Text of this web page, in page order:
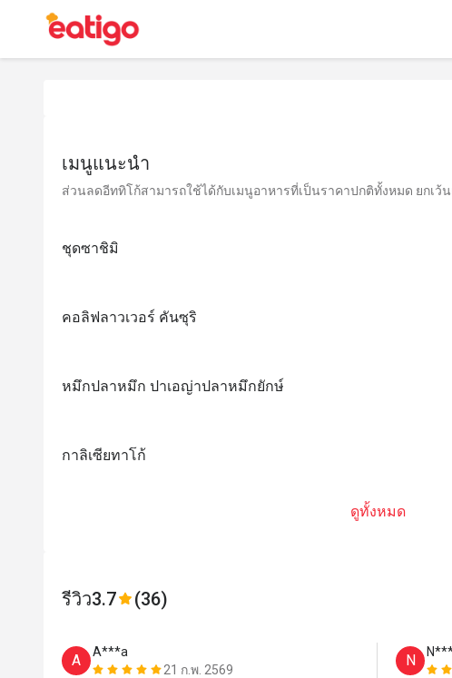
เมนูแนะนำ
ส่วนลดอีททิโก้สามารถใช้ได้กับเมนูอาหารที่เป็นราคาปกติทั้งหมด ยกเว้
ชุดซาชิมิ
คอลิฟลาวเวอร์ คันซุริ
หมึกปลาหมึก ปาเอญ่าปลาหมึกยักษ์
กาลิเซียทาโก้
ดูทั้งหมด
รีวิว3.7 (36)
А
А***а
21 ก.พ. 2569
N